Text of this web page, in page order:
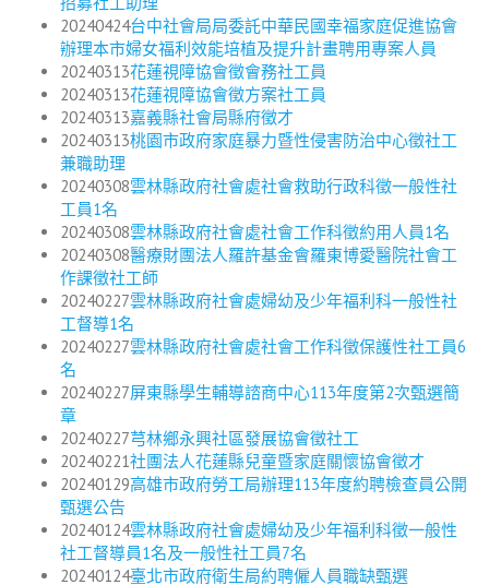
20240424台中社會局局委託中華民國幸福家庭促進協會
辦理本市婦女福利效能培植及提升計畫聘用專案人員
20240313花蓮視障協會徵會務社工員
20240313花蓮視障協會徵方案社工員
20240313嘉義縣社會局縣府徵才
20240313桃園市政府家庭暴力暨性侵害防治中心徵社工
兼職助理
20240308雲林縣政府社會處社會救助行政科徵一般性社
工員1名
20240308雲林縣政府社會處社會工作科徵約用人員1名
20240308醫療財團法人羅許基金會羅東博愛醫院社會工
作課徵社工師
20240227雲林縣政府社會處婦幼及少年福利科一般性社
工督導1名
20240227雲林縣政府社會處社會工作科徵保護性社工員6
名
20240227屏東縣學生輔導諮商中心113年度第2次甄選簡
章
20240227芎林鄉永興社區發展協會徵社工
20240221社團法人花蓮縣兒童暨家庭關懷協會徵才
20240129高雄市政府勞工局辦理113年度約聘檢查員公開
甄選公告
20240124雲林縣政府社會處婦幼及少年福利科徵一般性
社工督導員1名及一般性社工員7名
20240124臺北市政府衛生局約聘僱人員職缺甄選